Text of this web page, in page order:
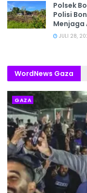
Polsek
Polisi
Menjaga
JULI 28,
WordNews Gaza
GAZA